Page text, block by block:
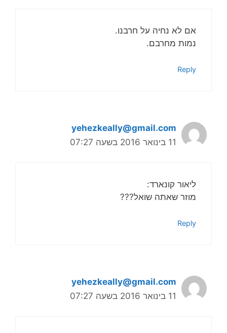
אם לא נחיה על חרבנו.
נמות מחרבם.
Reply
yehezkeally@gmail.com
11 בינואר 2016 בשעה 07:27
ליאור קונארד:
מוזר שאתה שואל???
Reply
yehezkeally@gmail.com
11 בינואר 2016 בשעה 07:27